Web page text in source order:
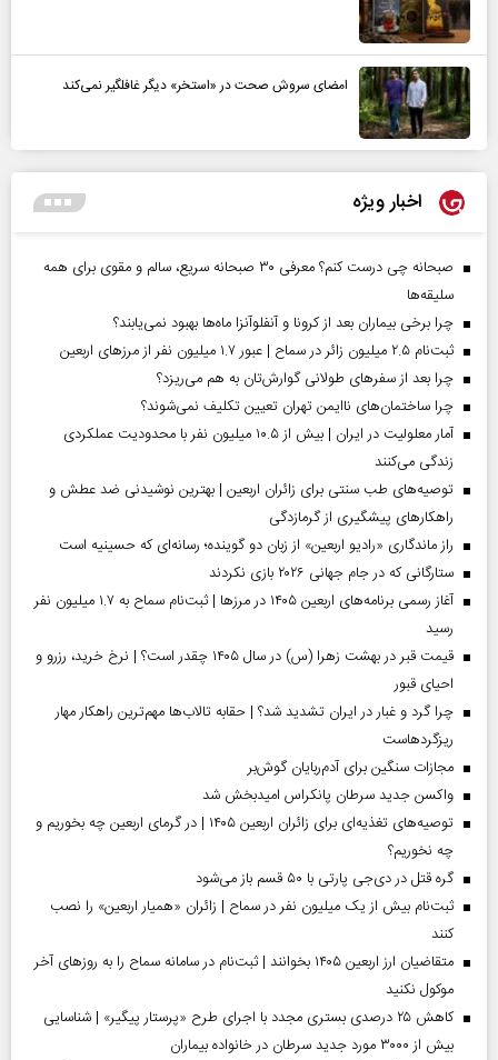
امضای سروش صحت در «استخر» دیگر غافلگیر نمی‌کند
اخبار ویژه
صبحانه چی درست کنم؟ معرفی ۳۰ صبحانه سریع، سالم و مقوی برای همه
سلیقه‌ها
چرا برخی بیماران بعد از کرونا و آنفلوآنزا ماه‌ها بهبود نمی‌یابند؟
ثبت‌نام ۲.۵ میلیون زائر در سماح | عبور ۱.۷ میلیون نفر از مرز‌های اربعین
چرا بعد از سفرهای طولانی گوارش‌تان به هم می‌ریزد؟
چرا ساختمان‌های ناایمن تهران تعیین تکلیف نمی‌شوند؟
آمار معلولیت در ایران | بیش از ۱۰.۵ میلیون نفر با محدودیت عملکردی
زندگی می‌کنند
توصیه‌های طب سنتی برای زائران اربعین | بهترین نوشیدنی ضد عطش و
راهکارهای پیشگیری از گرمازدگی
راز ماندگاری «رادیو اربعین» از زبان دو گوینده؛ رسانه‌ای که حسینیه است
ستارگانی که در جام جهانی ۲۰۲۶ بازی نکردند
آغاز رسمی برنامه‌های اربعین ۱۴۰۵ در مرز‌ها | ثبت‌نام سماح به ۱.۷ میلیون نفر
رسید
قیمت قبر در بهشت زهرا (س) در سال ۱۴۰۵ چقدر است؟ | نرخ خرید، رزرو و
احیای قبور
چرا گرد و غبار در ایران تشدید شد؟ | حقابه تالاب‌ها مهم‌ترین راهکار مهار
ریزگردهاست
مجازات سنگین برای آدم‌ربایان گوش‌بر
واکسن جدید سرطان پانکراس امیدبخش شد
توصیه‌های تغذیه‌ای برای زائران اربعین ۱۴۰۵ | در گرمای اربعین چه بخوریم و
چه نخوریم؟
گره قتل در دی‌جی پارتی با ۵۰ قسم باز می‌شود
ثبت‌نام بیش از یک میلیون نفر در سماح | زائران «همیار اربعین» را نصب
کنند
متقاضیان ارز اربعین ۱۴۰۵ بخوانند | ثبت‌نام در سامانه سماح را به روز‌های آخر
موکول نکنید
کاهش ۲۵ درصدی بستری مجدد با اجرای طرح «پرستار پیگیر» | شناسایی
بیش از ۳۰۰۰ مورد جدید سرطان در خانواده بیماران